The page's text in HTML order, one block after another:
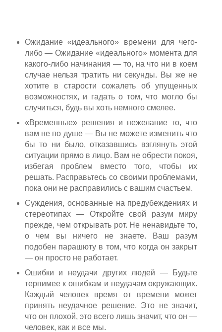
Ожидание «идеального» времени для чего-
либо — Ожидание «идеального» момента для
какого-либо начинания — то, на что ни в коем
случае нельзя тратить ни секунды. Вы же не
хотите в старости сожалеть об упущенных
возможностях, и гадать о том, что могло бы
случиться, будь вы хоть немного смелее.
«Временные» решения и нежелание то, что
вам не по душе — Вы не можете изменить что
бы то ни было, отказавшись взглянуть этой
ситуации прямо в лицо. Вам не обрести покоя,
избегая проблем вместо того, чтобы их
решать. Расправьтесь со своими проблемами,
пока они не расправились с вашим счастьем.
Суждения, основанные на предубеждениях и
стереотипах — Откройте свой разум миру
прежде, чем открывать рот. Не ненавидьте то,
о чем вы ничего не знаете. Ваш разум
подобен парашюту в том, что когда он закрыт
— он просто не работает.
Ошибки и неудачи других людей — Будьте
терпимее к ошибкам и неудачам окружающих.
Каждый человек время от времени может
принять неудачное решение. Это не значит,
что он плохой, это всего лишь значит, что он —
человек, как и все мы.